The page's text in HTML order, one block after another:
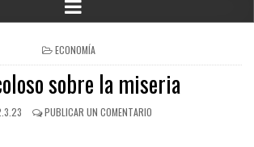
ECONOMÍA
sobre la miseria
PUBLICAR UN COMENTARIO